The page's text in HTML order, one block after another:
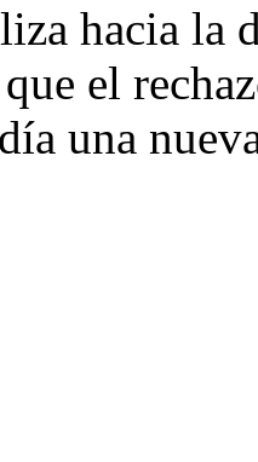
hacia
el
una